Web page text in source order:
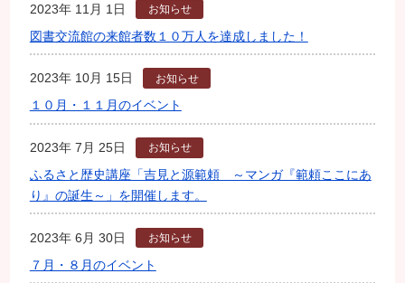
2023年 11月 1日 お知らせ
図書交流館の来館者数１０万人を達成しました！
2023年 10月 15日 お知らせ
１０月・１１月のイベント
2023年 7月 25日 お知らせ
ふるさと歴史講座「吉見と源範頼 ～マンガ『範頼ここにあ
り』の誕生～」を開催します。
2023年 6月 30日 お知らせ
７月・８月のイベント